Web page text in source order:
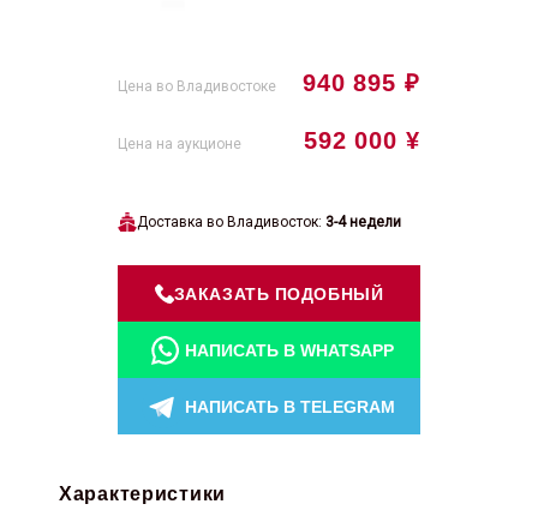
940 895 ₽
Цена во Владивостоке
592 000 ¥
Цена на аукционе
Доставка во Владивосток: 3-4 недели
ЗАКАЗАТЬ ПОДОБНЫЙ
НАПИСАТЬ В WHATSAPP
НАПИСАТЬ В TELEGRAM
Характеристики